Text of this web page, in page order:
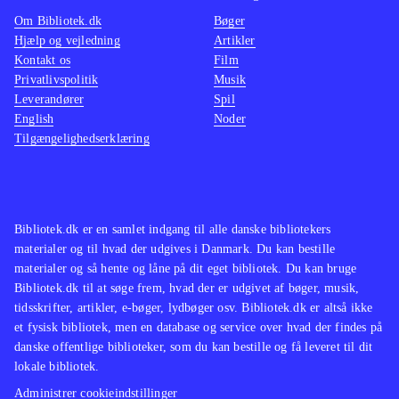
platformsbeat'm'up og Ben 10 - alien
force har også været tilbudt til
bibliotekerne
Spillet vil nok skabe mest glæde hos
fans af Ben 10 universet, da det som
platformspil er ret trivielt
Bibliotek.dk er en samlet indgang til alle danske bibliotekers
materialer og til hvad der udgives i Danmark. Du kan bestille
materialer og så hente og låne på dit eget bibliotek. Du kan bruge
Bibliotek.dk til at søge frem, hvad der er udgivet af bøger, musik,
tidsskrifter, artikler, e-bøger, lydbøger osv. Bibliotek.dk er altså ikke
et fysisk bibliotek, men en database og service over hvad der findes på
danske offentlige biblioteker, som du kan bestille og få leveret til dit
lokale bibliotek.
Administrer cookieindstillinger
Om Bibliotek.dk
Hjælp og vejledning
Kontakt os
Privatlivspolitik
Leverandører
English
Tilgængelighedserklæring
Bøger
Artikler
Film
Musik
Spil
Noder